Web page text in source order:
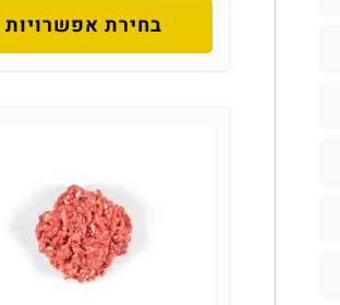
בחירת אפשרויות